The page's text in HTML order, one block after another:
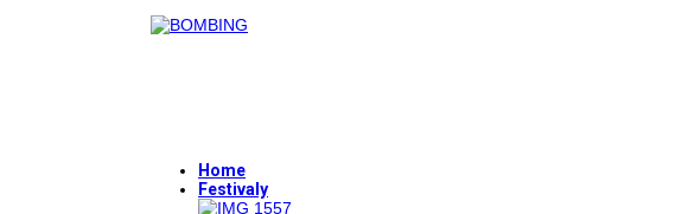
Home
Festivaly